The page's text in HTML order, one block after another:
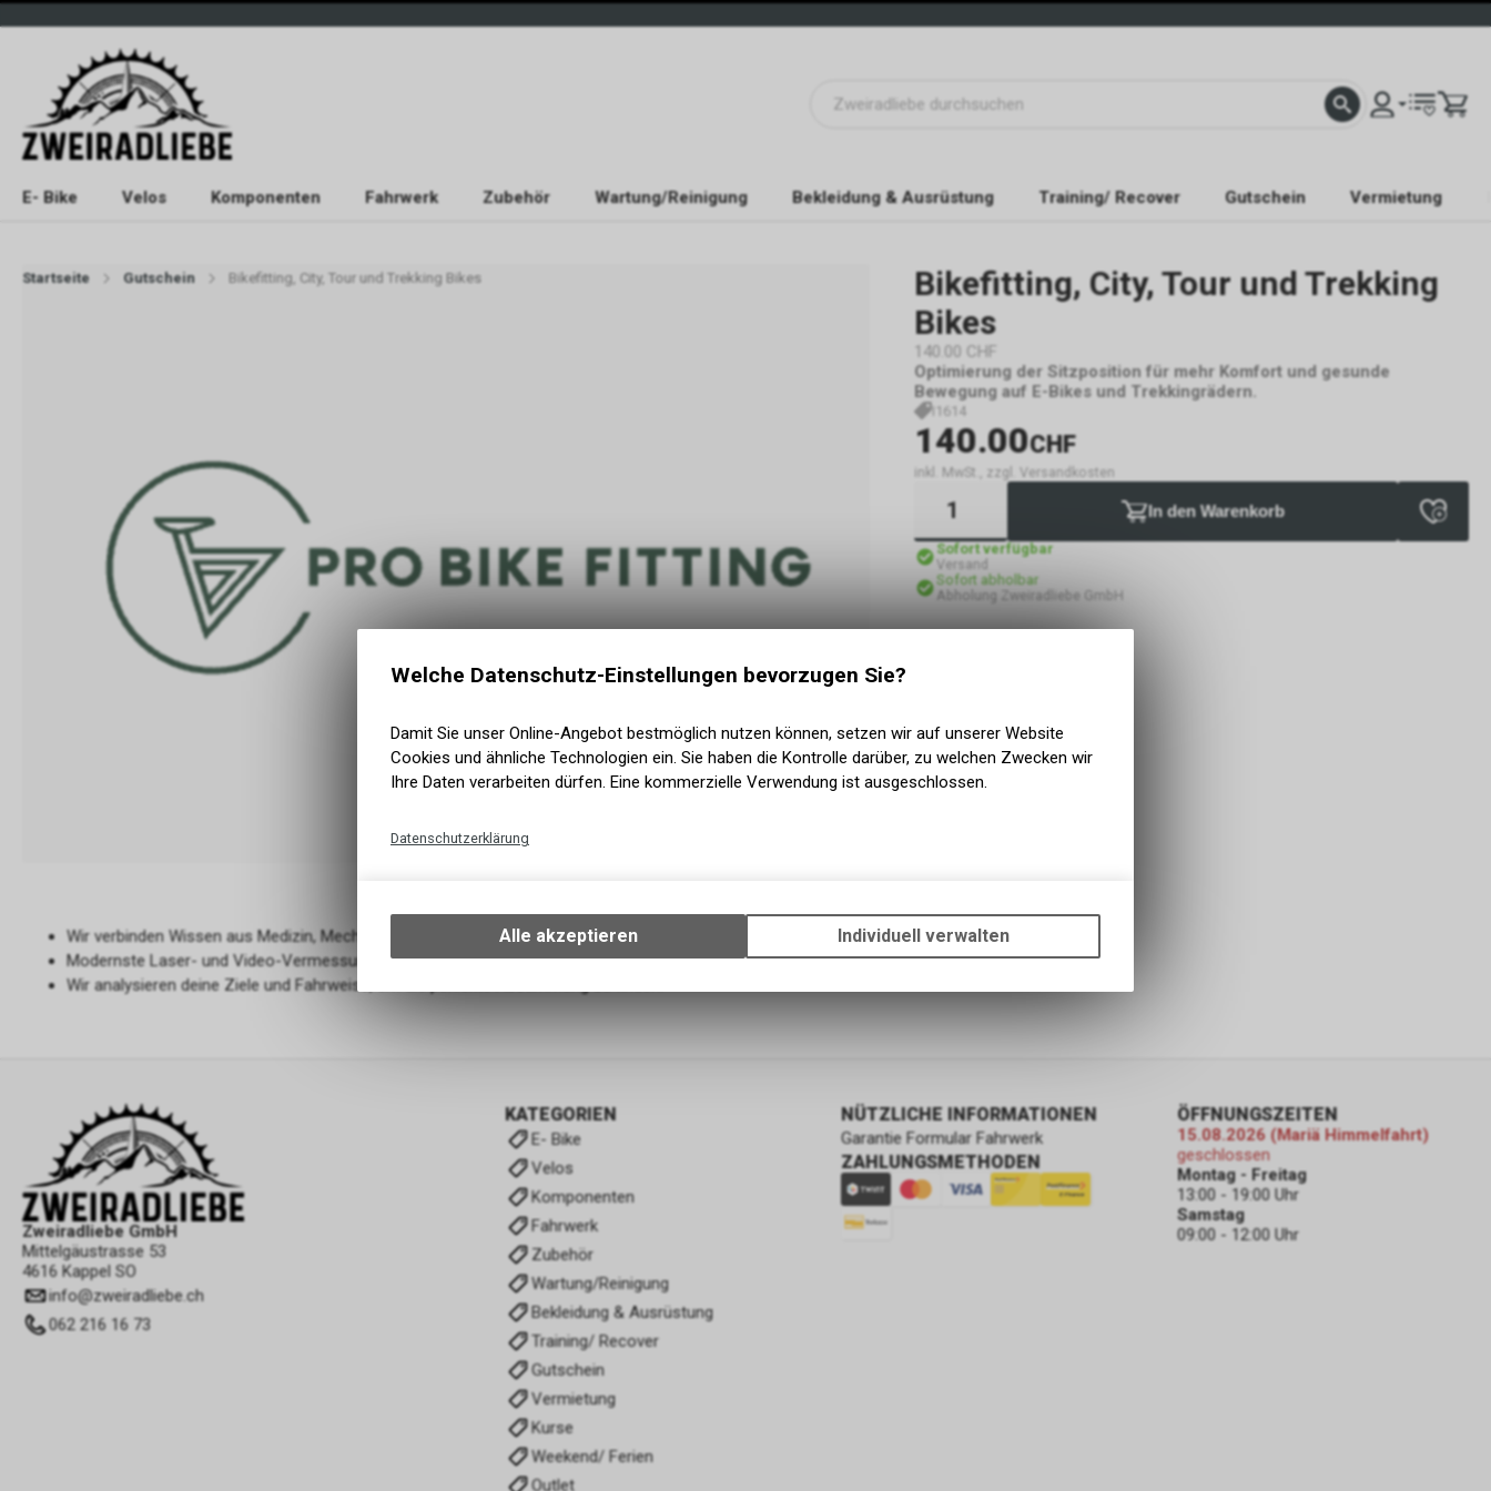
E- Bike Velos Komponenten Fahrwerk Zubehör Wartung/Reinigung Bekleidung & Ausrüstung Training/ Recover Gutschein Vermietung
Startseite Gutschein Bikefitting, City, Tour und Trekking Bikes
Bikefitting, City, Tour und Trekking
Bikes
140.00 CHF
Optimierung der Sitzposition für mehr Komfort und gesunde
Bewegung auf E-Bikes und Trekkingrädern.
I1614
140.00CHF
inkl. MwSt., zzgl. Versandkosten
In den Warenkorb
Sofort verfügbar
Versand
Sofort abholbar
Abholung Zweiradliebe GmbH
Wir verbinden Wissen aus Medizin, Mechanik und Radsport für die bestmögliche Einstellung.
Modernste Laser- und Video-Vermessung garantieren exakte und reproduzierbare Ergebnisse.
Wir analysieren deine Ziele und Fahrweise, um die perfekte Abstimmung zu finden.
Zweiradliebe GmbH
Mittelgäustrasse 53
4616 Kappel SO
info@zweiradliebe.ch
062 216 16 73
KATEGORIEN
E- Bike
Velos
Komponenten
Fahrwerk
Zubehör
Wartung/Reinigung
Bekleidung & Ausrüstung
Training/ Recover
Gutschein
Vermietung
Kurse
Weekend/ Ferien
Outlet
NÜTZLICHE INFORMATIONEN
Garantie Formular Fahrwerk
ZAHLUNGSMETHODEN
ÖFFNUNGSZEITEN
15.08.2026 (Mariä Himmelfahrt)
geschlossen
Montag - Freitag
13:00 - 19:00 Uhr
Samstag
09:00 - 12:00 Uhr
Welche Datenschutz-Einstellungen bevorzugen Sie?
Damit Sie unser Online-Angebot bestmöglich nutzen können, setzen wir auf unserer Website
Cookies und ähnliche Technologien ein. Sie haben die Kontrolle darüber, zu welchen Zwecken wir
Ihre Daten verarbeiten dürfen. Eine kommerzielle Verwendung ist ausgeschlossen.
Datenschutzerklärung
Ihrem Gerät, um die grundlegenden Funktionen unseres Online-Angebots, wie die
Verwendung des Warenkorbs, zu ermöglichen. Bitte beachten Sie, dass die
zulassen.
Alle akzeptieren Individuell verwalten